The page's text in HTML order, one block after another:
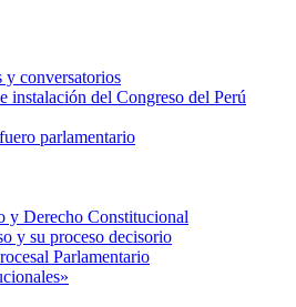
y conversatorios
instalación del Congreso del Perú
parlamentario
y Derecho Constitucional
y su proceso decisorio
Parlamentario